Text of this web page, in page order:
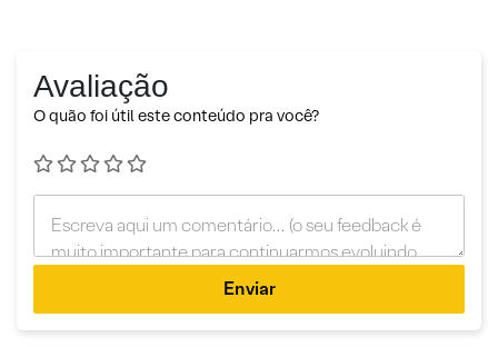
Avaliação
O quão foi útil este conteúdo pra você?
Enviar